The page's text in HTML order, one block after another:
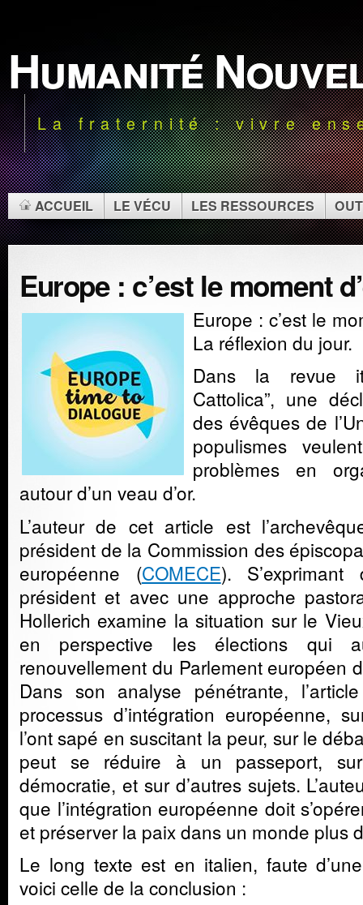
Humanité
La fraternité : vivre
ACCUEIL LE VÉCU LES RESSOURCES
Europe : c’est le moment
Europe : c’est le
La réflexion du jour.
Dans la revue
Cattolica”, une
des évêques de
populismes
problèmes en
autour d’un veau d’or.
L’auteur de cet article est
président de la Commission des
européenne (COMECE).
président et avec une approche
Hollerich examine la situation sur le
en perspective les élections qui
renouvellement du Parlement européen
Dans son analyse pénétrante,
processus d’intégration européenne,
l’ont sapé en suscitant la peur, sur le
peut se réduire à un passeport,
démocratie, et sur d’autres sujets.
que l’intégration européenne doit
et préserver la paix dans un monde plus
Le long texte est en italien, faute
voici celle de la conclusion :